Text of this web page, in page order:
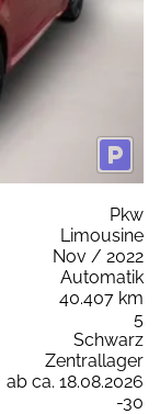
Pkw
Limousine
Nov / 2022
Automatik
40.407 km
5
Schwarz
Zentrallager
ab ca. 18.08.2026
-30